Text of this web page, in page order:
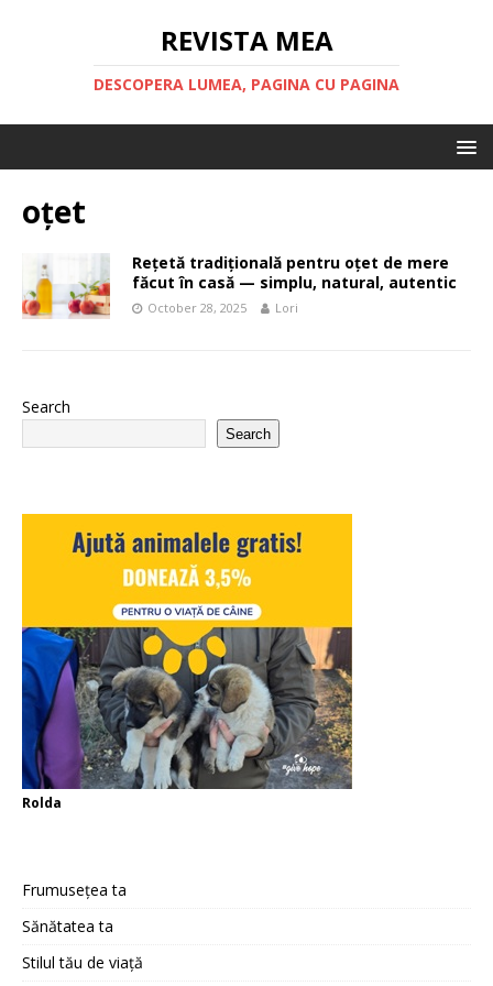
REVISTA MEA
DESCOPERA LUMEA, PAGINA CU PAGINA
oțet
Rețetă tradițională pentru oțet de mere
făcut în casă — simplu, natural, autentic
October 28, 2025 Lori
Search
Search
Rolda
Frumusețea ta
Sănătatea ta
Stilul tău de viață